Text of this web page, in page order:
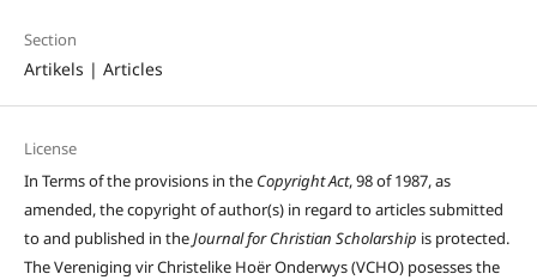
Section
Artikels | Articles
License
In Terms of the provisions in the Copyright Act, 98 of 1987, as
amended, the copyright of author(s) in regard to articles submitted
to and published in theJournal for Christian Scholarship is protected.
The Vereniging vir Christelike Hoër Onderwys (VCHO) posesses the